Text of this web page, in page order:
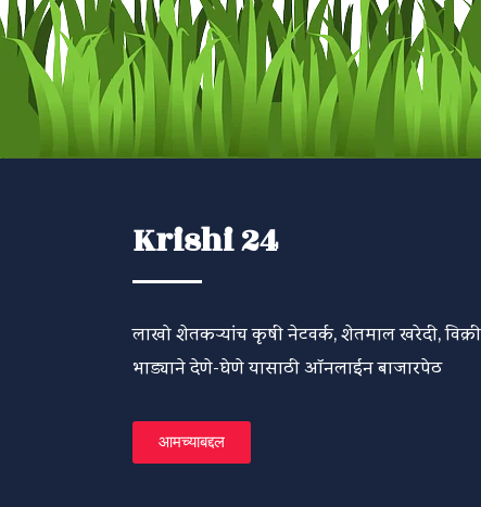
Krishi 24
लाखो शेतकऱ्यांच कृषी नेटवर्क, शेतमाल खरेदी,
भाड्याने देणे-घेणे यासाठी ऑनलाईन बाजारपेठ
आमच्याबद्दल